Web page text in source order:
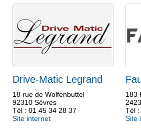
Drive-Matic Legrand
18 rue de Wolfenbuttel
92310 Sèvres
Tél : 01 45 34 28 37
Site internet
183
Tél :
Site